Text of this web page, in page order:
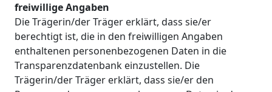
freiwillige Angaben
Die Trägerin/der Träger erklärt, dass sie/er
berechtigt ist, die in den freiwilligen Angaben
enthaltenen personenbezogenen Daten in die
Transparenzdatenbank einzustellen. Die
Trägerin/der Träger erklärt, dass sie/er den